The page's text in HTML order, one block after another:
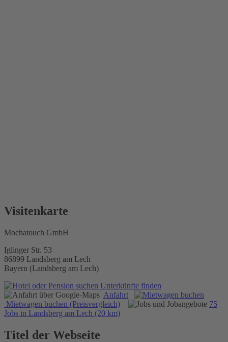
Visitenkarte
Mochatouch GmbH
Iglinger Str. 53
86899 Landsberg am Lech
Bayern (Landsberg am Lech)
Unterkünfte finden
Anfahrt
Mietwagen buchen (Preisvergleich)
75
Jobs in Landsberg am Lech (20 km)
Titel der Webseite